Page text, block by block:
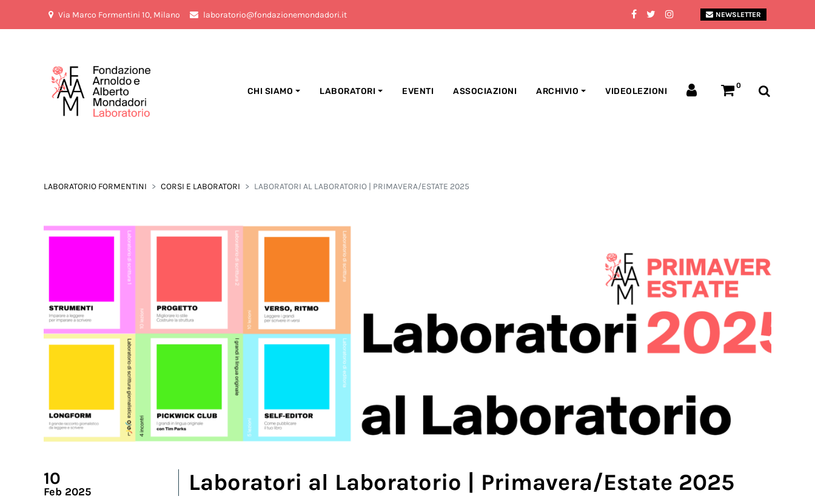
Via Marco Formentini 10, Milano laboratorio@fondazionemondadori.it NEWSLETTER
CHI SIAMO LABORATORI EVENTI ASSOCIAZIONI ARCHIVIO VIDEOLEZIONI
0
LABORATORIO FORMENTINI CORSI E LABORATORI LABORATORI AL LABORATORIO | PRIMAVERA/ESTATE 2025
10
Feb 2025 Laboratori al Laboratorio | Primavera/Estate 2025